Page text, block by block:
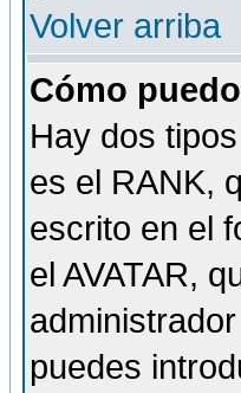
Volver arriba
Cómo
Hay dos
es el RANK,
escrito en el
el AVATAR,
puedes